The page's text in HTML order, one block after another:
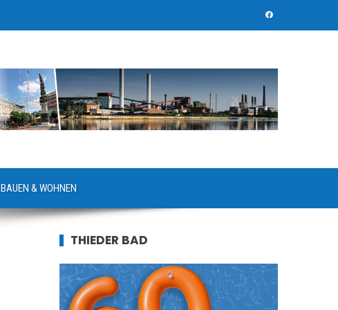
BAUEN & WOHNEN
THIEDER BAD